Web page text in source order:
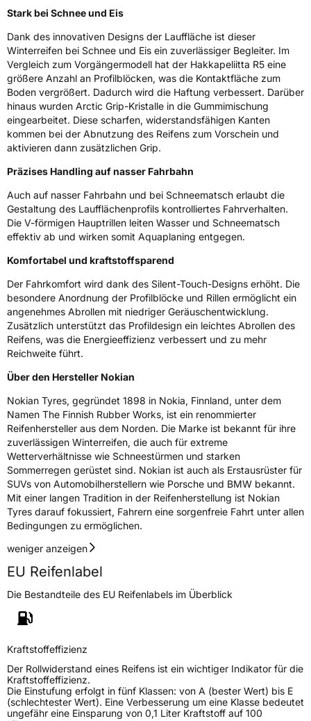
Weitere Eigenschaften
Schlauchtyp TL
ZustandNeureifen
M+SJa
VerstärktXL
EU Label
NasshaftungD
Rollgeräusch (Klasse)B
Rollgeräusch (dB)
FahrzeugklasseC1
3PMSF / Schneeflockensymbol / Alpine-Symbol Ja
EPREL ID511661
Allgemeine Produktsicherheit (GPSR)
HerstellerkontaktNokian Tyres plc, Pirkkalaistie 7 37100 Nokia
Finnland, info@nokiantyres.com
Stark bei Schnee und Eis
Dank des innovativen Designs der Lauffläche ist dieser
Winterreifen bei Schnee und Eis ein zuverlässiger Begleiter. Im
Vergleich zum Vorgängermodell hat der Hakkapeliitta R5 eine
größere Anzahl an Profilblöcken, was die Kontaktfläche zum
Boden vergrößert. Dadurch wird die Haftung verbessert. Darüber
hinaus wurden Arctic Grip-Kristalle in die Gummimischung
eingearbeitet. Diese scharfen, widerstandsfähigen Kanten
kommen bei der Abnutzung des Reifens zum Vorschein und
aktivieren dann zusätzlichen Grip.
Präzises Handling auf nasser Fahrbahn
Auch auf nasser Fahrbahn und bei Schneematsch erlaubt die
Gestaltung des Laufflächenprofils kontrolliertes Fahrverhalten.
Die V-förmigen Hauptrillen leiten Wasser und Schneematsch
effektiv ab und wirken somit Aquaplaning entgegen.
Komfortabel und kraftstoffsparend
Der Fahrkomfort wird dank des Silent-Touch-Designs erhöht. Die
besondere Anordnung der Profilblöcke und Rillen ermöglicht ein
angenehmes Abrollen mit niedriger Geräuschentwicklung.
Zusätzlich unterstützt das Profildesign ein leichtes Abrollen des
Reifens, was die Energieeffizienz verbessert und zu mehr
Reichweite führt.
Über den Hersteller Nokian
Nokian Tyres, gegründet 1898 in Nokia, Finnland, unter dem
Namen The Finnish Rubber Works, ist ein renommierter
Reifenhersteller aus dem Norden. Die Marke ist bekannt für ihre
zuverlässigen Winterreifen, die auch für extreme
Wetterverhältnisse wie Schneestürmen und starken
Sommerregen gerüstet sind. Nokian ist auch als Erstausrüster für
SUVs von Automobilherstellern wie Porsche und BMW bekannt.
Mit einer langen Tradition in der Reifenherstellung ist Nokian
Tyres darauf fokussiert, Fahrern eine sorgenfreie Fahrt unter allen
Bedingungen zu ermöglichen.
weniger anzeigen
EU Reifenlabel
Die Bestandteile des EU Reifenlabels im Überblick
Kraftstoffeffizienz
Der Rollwiderstand eines Reifens ist ein wichtiger Indikator für die
Kraftstoffeffizienz.
Die Einstufung erfolgt in fünf Klassen: von A (bester Wert) bis E
(schlechtester Wert). Eine Verbesserung um eine Klasse bedeutet
ungefähr eine Einsparung von 0,1 Liter Kraftstoff auf 100